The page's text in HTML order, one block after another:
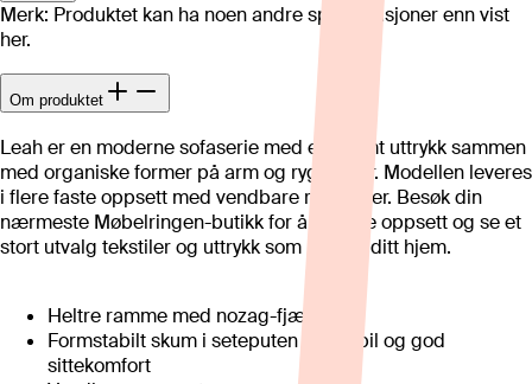
Merk: Produktet kan ha noen andre spesifikasjoner enn vist
her.
Om produktet
Leah er en moderne sofaserie med et stramt uttrykk sammen
med organiske former på arm og ryggputer. Modellen leveres
i flere faste oppsett med vendbare ryggputer. Besøk din
nærmeste Møbelringen-butikk for å se flere oppsett og se et
stort utvalg tekstiler og uttrykk som passer ditt hjem.
Heltre ramme med nozag-fjæring
Formstabilt skum i seteputen for stabil og god
sittekomfort